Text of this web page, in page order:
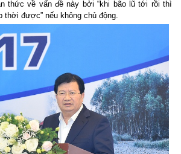
thức về vấn đề này bởi “khi bão lũ tới rồi thì
được” nếu không chủ động.